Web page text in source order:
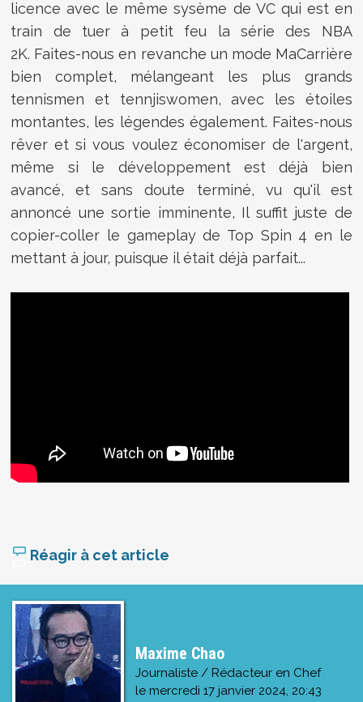
licence avec le même sysème de VC qui est en
train de tuer à petit feu la série des NBA
2K. Faites-nous en revanche un mode MaCarrière
bien complet, mélangeant les plus grands
tennismen et tennjiswomen, avec les étoiles
montantes, les légendes également. Faites-nous
rêver et si vous voulez économiser de l'argent,
même si le développement est déjà bien
avancé, et sans doute terminé, vu qu'il est
annoncé une sortie imminente, Il suffit juste de
copier-coller le gameplay de Top Spin 4 en le
mettant à jour, puisque il était déjà parfait...
Réagir à cet article
Maxime Chao
Journaliste / Rédacteur en Chef
le mercredi 17 janvier 2024, 20:43